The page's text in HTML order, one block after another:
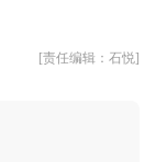
[责任编辑：石悦]